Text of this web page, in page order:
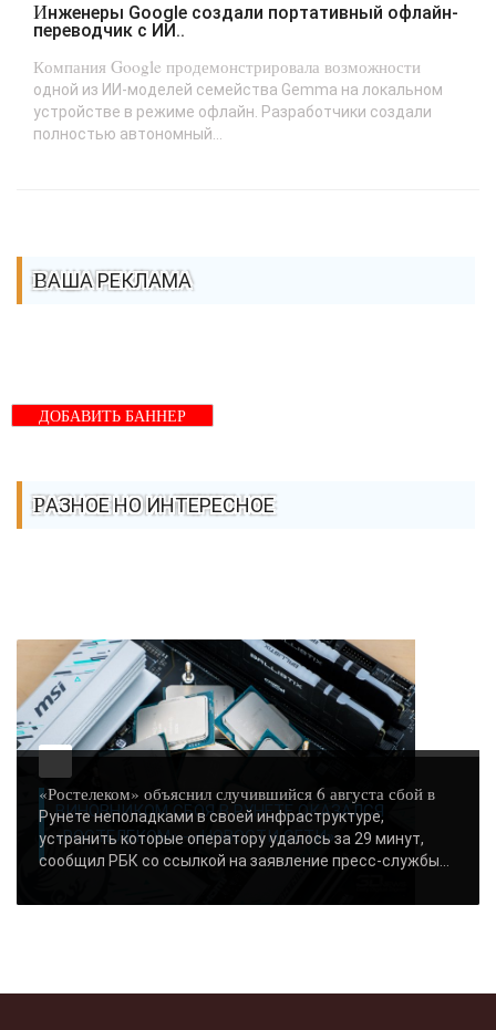
Инженеры Google создали портативный офлайн-
переводчик с ИИ..
Компания Google продемонстрировала возможности
одной из ИИ-моделей семейства Gemma на локальном
устройстве в режиме офлайн. Разработчики создали
полностью автономный...
ВАША РЕКЛАМА
ДОБАВИТЬ БАННЕР
РАЗНОЕ НО ИНТЕРЕСНОЕ
ВИНОВНИКОМ СБОЯ В РУНЕТЕ ОКАЗАЛСЯ
«РОСТЕЛЕКОМ» - «НОВОСТИ СЕТИ»..
«Ростелеком» объяснил случившийся 6 августа сбой в
Рунете неполадками в своей инфраструктуре,
устранить которые оператору удалось за 29 минут,
сообщил РБК со ссылкой на заявление пресс-службы...